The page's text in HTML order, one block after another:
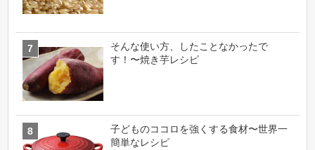
そんな使い方、したことなかったで
す！〜焼き芋レシピ
子どものココロを強くする食材〜世界一
簡単なレシピ